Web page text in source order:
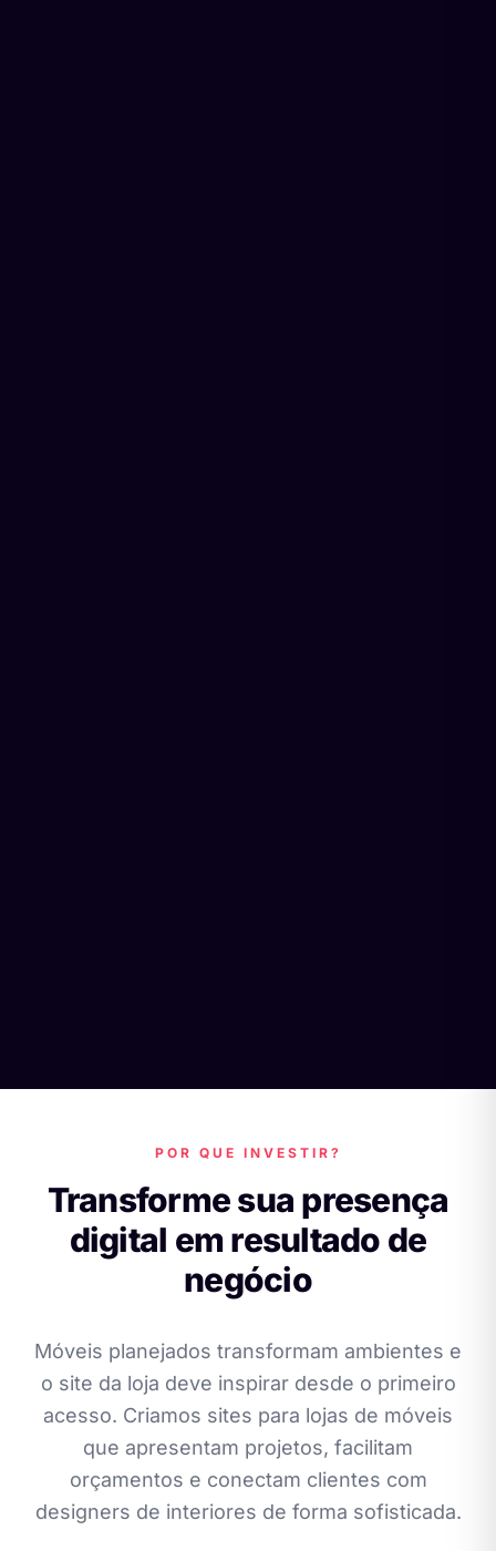
POR QUE INVESTIR?
Transforme sua presença
digital em resultado de
negócio
Móveis planejados transformam ambientes e
o site da loja deve inspirar desde o primeiro
acesso. Criamos sites para lojas de móveis
que apresentam projetos, facilitam
orçamentos e conectam clientes com
designers de interiores de forma sofisticada.